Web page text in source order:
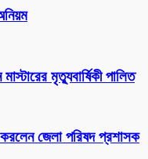
মৃত্যুবার্ষিকী পালিত
জেলা পরিষদ প্রশাসক